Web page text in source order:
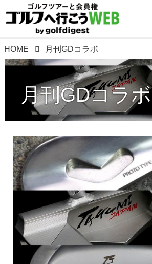
HOME 月刊GDコラボ
月刊GDコラボ